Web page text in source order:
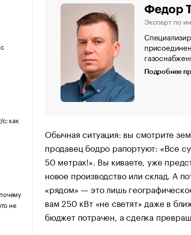
как
не
Федор
Эксперт по
Подробнее
Обычная ситуация: вы смотрите
продавец бодро рапортуют: «Все
50 метрах!». Вы киваете, уже
новое производство или склад. А
«рядом» — это лишь
вам 250 кВт «не светят» даже в
бюджет потрачен, а сделка